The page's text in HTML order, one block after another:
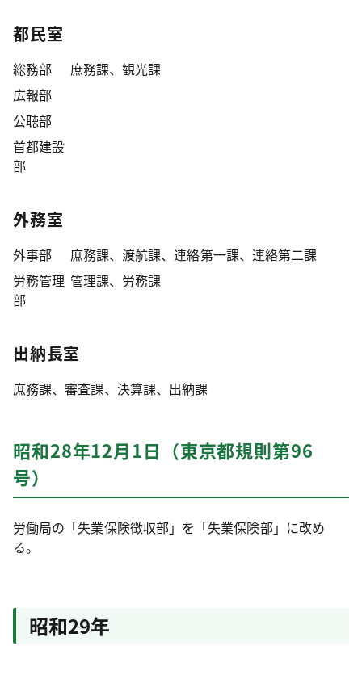
都民室
総務部
庶務課、観光課
広報部
公聴部
首都建設
部
外務室
外事部
庶務課、渡航課、連絡第一課、連絡第二課
労務管理
部
管理課、労務課
出納長室
庶務課、審査課、決算課、出納課
昭和28年12月1日（東京都規則第96
号）
労働局の「失業保険徴収部」を「失業保険部」に改め
る。
昭和29年